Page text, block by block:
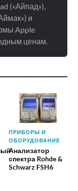
(«Айпад»),
и
Apple
ценам.
ПРИБОРЫ И
ОБОРУДОВАНИЕ
Анализатор
спектра Rohde &
Schwarz FSH6